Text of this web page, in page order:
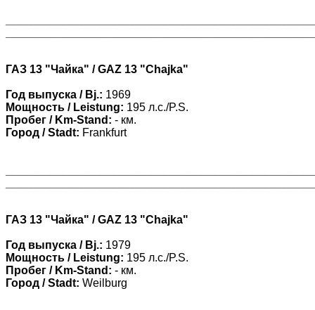
ГАЗ 13 "Чайка" / GAZ 13 "Chajka"
Год выпуска / Bj.: 1969
Мощность / Leistung: 195 л.с./P.S.
Пробег / Km-Stand: - км.
Город / Stadt: Frankfurt
ГАЗ 13 "Чайка" / GAZ 13 "Chajka"
Год выпуска / Bj.: 1979
Мощность / Leistung: 195 л.с./P.S.
Пробег / Km-Stand: - км.
Город / Stadt: Weilburg